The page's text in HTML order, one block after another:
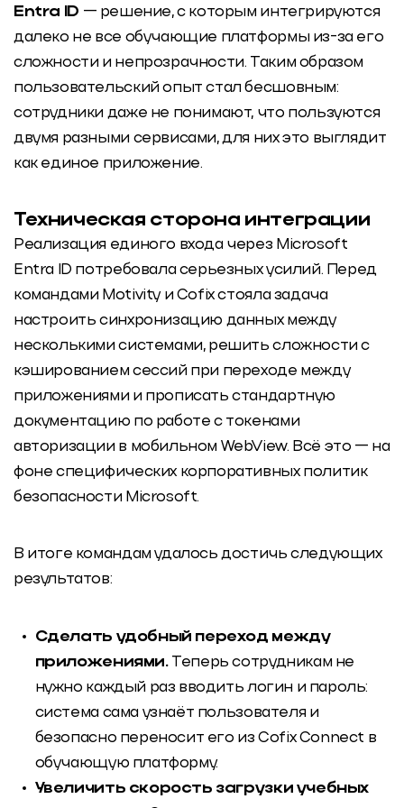
Entra ID — решение, с которым интегрируются
далеко не все обучающие платформы из-за его
сложности и непрозрачности. Таким образом
пользовательский опыт стал бесшовным:
сотрудники даже не понимают, что пользуются
двумя разными сервисами, для них это выглядит
как единое приложение.
Техническая сторона интеграции
Реализация единого входа через Microsoft
Entra ID потребовала серьезных усилий. Перед
командами Motivity и Cofix стояла задача
настроить синхронизацию данных между
несколькими системами, решить сложности с
кэшированием сессий при переходе между
приложениями и прописать стандартную
документацию по работе с токенами
авторизации в мобильном WebView. Всё это — на
фоне специфических корпоративных политик
безопасности Microsoft.
В итоге командам удалось достичь следующих
результатов:
Сделать удобный переход между
приложениями.Теперь сотрудникам не
нужно каждый раз вводить логин и пароль:
система сама узнаёт пользователя и
безопасно переносит его из Cofix Connect в
обучающую платформу.
Увеличить скорость загрузки учебных